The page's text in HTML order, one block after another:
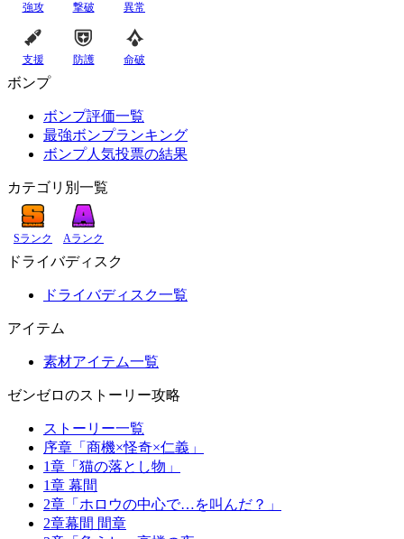
強攻 撃破 異常
支援 防護 命破
ボンプ
ボンプ評価一覧
最強ボンプランキング
ボンプ人気投票の結果
カテゴリ別一覧
Sランク Aランク
ドライバディスク
ドライバディスク一覧
アイテム
素材アイテム一覧
ゼンゼロのストーリー攻略
ストーリー一覧
序章「商機×怪奇×仁義」
1章「猫の落とし物」
1章 幕間
2章「ホロウの中心で…を叫んだ？」
2章幕間 間章